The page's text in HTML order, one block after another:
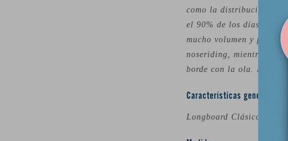
como la distribución del
el 90% de los días”. El
mucho volumen y poca
noseriding, mientras
borde con la ola. El
Características generales
Longboard Clásico Single